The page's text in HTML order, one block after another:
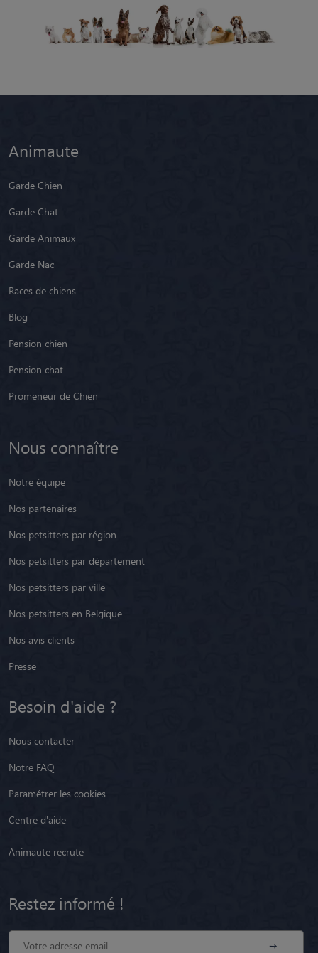
Animaute
Garde Chien
Garde Chat
Garde Animaux
Garde Nac
Races de chiens
Blog
Pension chien
Pension chat
Promeneur de Chien
Nous connaître
Notre équipe
Nos partenaires
Nos petsitters par région
Nos petsitters par département
Nos petsitters par ville
Nos petsitters en Belgique
Nos avis clients
Presse
Besoin d'aide ?
Nous contacter
Notre FAQ
Paramétrer les cookies
Centre d'aide
Animaute recrute
Restez informé !